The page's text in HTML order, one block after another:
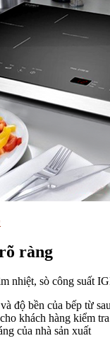
ràng
sò công suất
độ bền của bếp từ
khách hàng kiểm
của nhà sản xuất